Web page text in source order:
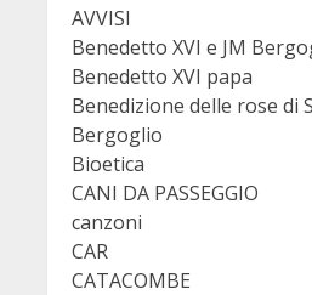
AVVISI
Benedetto XVI e JM
Benedetto XVI papa
Benedizione delle rose di
Bergoglio
Bioetica
CANI DA PASSEGGIO
canzoni
CAR
CATACOMBE